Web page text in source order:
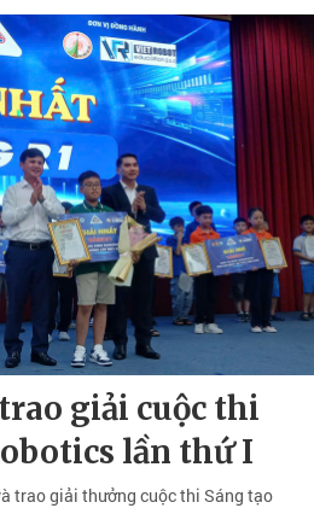
giải cuộc thi
lần thứ I
trao giải thưởng cuộc thi Sáng tạo